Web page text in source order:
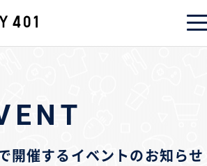
開催するイベントのお知らせ